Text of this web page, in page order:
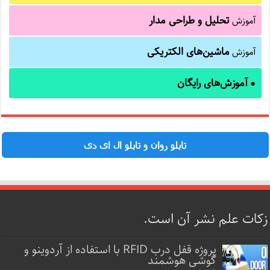
آموزشتحلیل و طراحی مدار
آموزشماشین‌های الکتریکی
● آموزش‌های رایگان
تابلو روان و تابلو ال ای دی
زکات علم نشر آن است.
پروژه قفل‌ درب RFID با استفاده از آردوینو و
گوشی هوشمند